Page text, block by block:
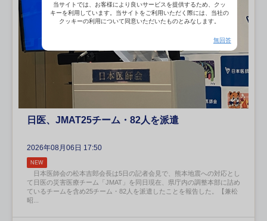
日医、JMAT25チーム・82人を派遣
2026年08月06日 17:50
NEW
日本医師会の松本吉郎会長は5日の記者会見で、熊本地震への対応とし
て日医の災害医療チーム「JMAT」を同日現在、県庁内の調整本部に詰め
ているチームを含め25チーム・82人を派遣したことを報告した。【兼松
昭...
当サイトでは、お客様により良いサービスを提供するため、クッ
キーを利用しています。当サイトをご利用いただく際には、当社の
クッキーの利用について同意いただいたものとみなします。
無回答